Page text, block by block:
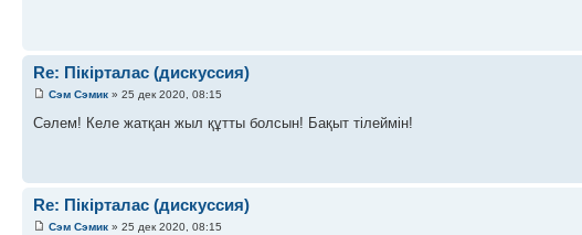
Re: Пікірталас (дискуссия)
Сэм Сэмик » 25 дек 2020, 08:15
Сәлем! Келе жатқан жыл құтты болсын! Бақыт тілеймін!
Re: Пікірталас (дискуссия)
Сэм Сэмик » 25 дек 2020, 08:15